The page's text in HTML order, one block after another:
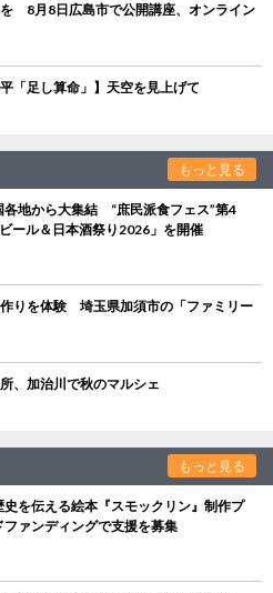
8月8日広島市で公開講座、オンライン
「足し算命」】天空を見上げて
もっと見る
各地から大集結 “庶民派食フェス”第4
ール＆日本酒祭り2026」を開催
りを体験 埼玉県加須市の「ファミリー
、加治川で秋のマルシェ
もっと見る
を伝える絵本『スモックリン』制作プ
ァンディングで支援を募集